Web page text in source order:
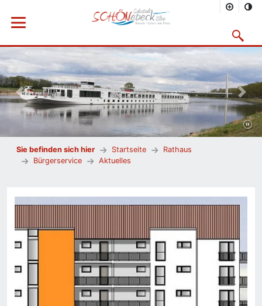
Menü öffnen
Vorheriges Bild
Sie befinden sich hier Startseite
Rathaus
Bürgerservice
Aktuelles